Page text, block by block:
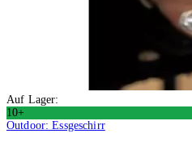
Auf Lager:
10+
Outdoor: Essgeschirr